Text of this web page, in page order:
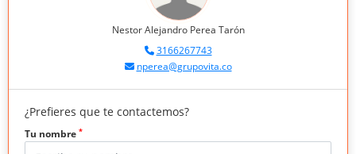
Nestor Alejandro Perea Tarón
3166267743
nperea@grupovita.co
¿Prefieres que te contactemos?
Tu nombre *